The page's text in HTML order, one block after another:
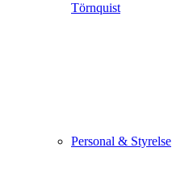
Törnquist
Personal & Styrelse